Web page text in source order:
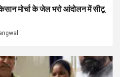
मोर्चा के जेल भरो आंदोलन में सीटू